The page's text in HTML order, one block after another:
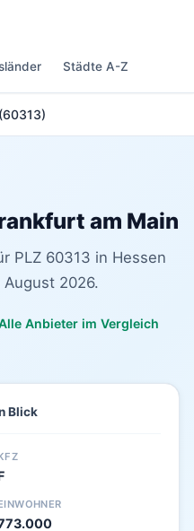
Städte A-Z
am Main
PLZ 60313 in Hessen
2026.
Anbieter im Vergleich
Blick